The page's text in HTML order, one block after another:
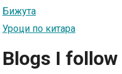
Бижута
Уроци по китара
Blogs I follow